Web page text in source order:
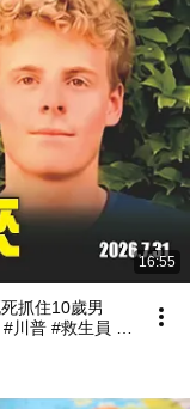
16:55
抓住10歲男
川普 #救生員 #